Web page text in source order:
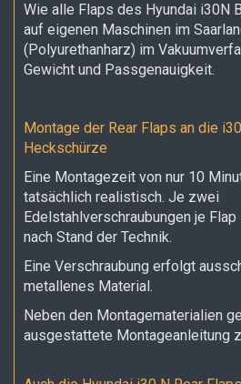
Wie alle Flaps des Hyundai i30N
auf eigenen Maschinen im
(Polyurethanharz) im
Gewicht und Passgenauigkeit.
Montage der Rear Flaps an die
Heckschürze
Eine Montagezeit von nur 10
tatsächlich realistisch. Je zwei
Edelstahlverschraubungen je
nach Stand der Technik.
Eine Verschraubung erfolgt
metallenes Material.
Neben den Montagematerialien
ausgestattete Montageanleitung